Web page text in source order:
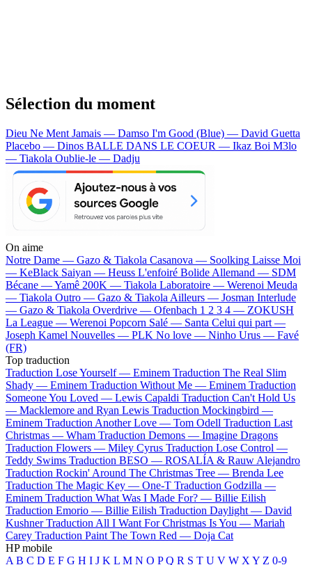
Sélection du moment
Dieu Ne Ment Jamais — Damso I'm Good (Blue) — David Guetta
Placebo — Dinos BALLE DANS LE COEUR — Ikaz Boi M3lo
— Tiakola Oublie-le — Dadju
On aime
Notre Dame — Gazo & Tiakola Casanova — Soolking Laisse Moi
— KeBlack Saiyan — Heuss L'enfoiré Bolide Allemand — SDM
Bécane —Yamê 200K — Tiakola Laboratoire — Werenoi Meuda
— Tiakola Outro — Gazo & Tiakola Ailleurs — Josman Interlude
— Gazo & Tiakola Overdrive — Ofenbach 1 2 3 4 — ZOKUSH
La League — Werenoi Popcorn Salé — Santa Celui qui part —
Joseph Kamel Nouvelles — PLK No love — Ninho Urus — Favé
(FR)
Top traduction
Traduction Lose Yourself — Eminem Traduction The Real Slim
Shady — Eminem Traduction Without Me — Eminem Traduction
Someone You Loved — Lewis Capaldi Traduction Can't Hold Us
— Macklemore and Ryan Lewis Traduction Mockingbird —
Eminem Traduction Another Love — Tom Odell Traduction Last
Christmas — Wham Traduction Demons — Imagine Dragons
Traduction Flowers — Miley Cyrus Traduction Lose Control —
Teddy Swims Traduction BESO — ROSALÍA & Rauw Alejandro
Traduction Rockin' Around The Christmas Tree — Brenda Lee
Traduction The Magic Key — One-T Traduction Godzilla —
Eminem Traduction What Was I Made For? — Billie Eilish
Traduction Emorio — Billie Eilish Traduction Daylight — David
Kushner Traduction All I Want For Christmas Is You — Mariah
Carey Traduction Paint The Town Red — Doja Cat
HP mobile
A B C D E F G H I J K L M N O P Q R S T U V W X Y Z 0-9